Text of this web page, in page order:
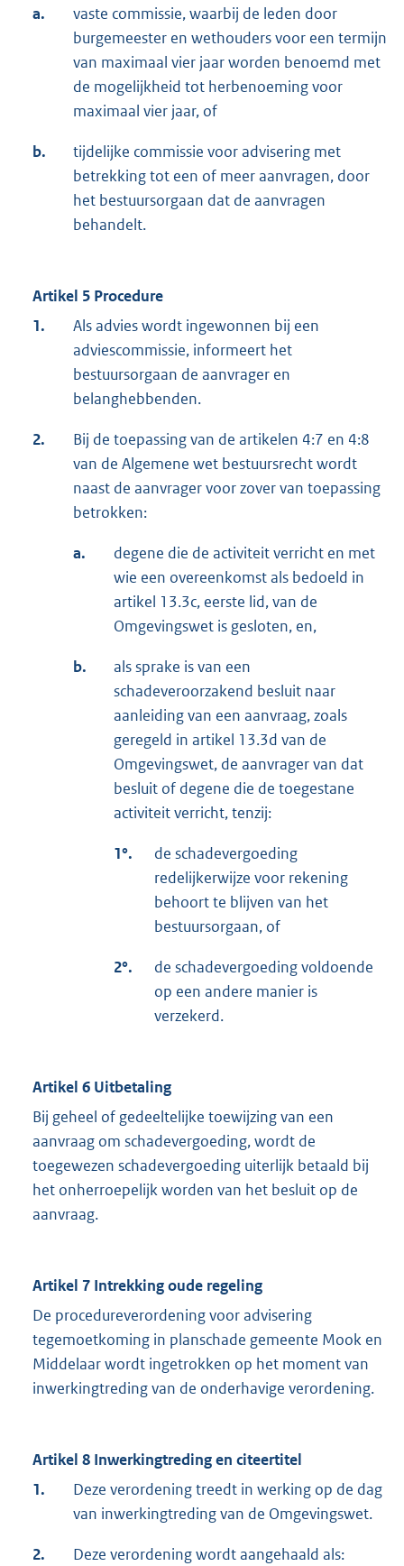
a.
vaste commissie, waarbij de leden door
burgemeester en wethouders voor een termijn
van maximaal vier jaar worden benoemd met
de mogelijkheid tot herbenoeming voor
maximaal vier jaar, of
b.
tijdelijke commissie voor advisering met
betrekking tot een of meer aanvragen, door
het bestuursorgaan dat de aanvragen
behandelt.
Artikel 5 Procedure
1.
Als advies wordt ingewonnen bij een
adviescommissie, informeert het
bestuursorgaan de aanvrager en
belanghebbenden.
2.
Bij de toepassing van de artikelen 4:7 en 4:8
van de Algemene wet bestuursrecht wordt
naast de aanvrager voor zover van toepassing
betrokken:
a.
degene die de activiteit verricht en met
wie een overeenkomst als bedoeld in
artikel 13.3c, eerste lid, van de
Omgevingswet is gesloten, en,
b.
als sprake is van een
schadeveroorzakend besluit naar
aanleiding van een aanvraag, zoals
geregeld in artikel 13.3d van de
Omgevingswet, de aanvrager van dat
besluit of degene die de toegestane
activiteit verricht, tenzij:
1°.
de schadevergoeding
redelijkerwijze voor rekening
behoort te blijven van het
bestuursorgaan, of
2°.
de schadevergoeding voldoende
op een andere manier is
verzekerd.
Artikel 6 Uitbetaling
Bij geheel of gedeeltelijke toewijzing van een
aanvraag om schadevergoeding, wordt de
toegewezen schadevergoeding uiterlijk betaald bij
het onherroepelijk worden van het besluit op de
aanvraag.
Artikel 7 Intrekking oude regeling
De procedureverordening voor advisering
tegemoetkoming in planschade gemeente Mook en
Middelaar wordt ingetrokken op het moment van
inwerkingtreding van de onderhavige verordening.
Artikel 8 Inwerkingtreding en citeertitel
1.
Deze verordening treedt in werking op de dag
van inwerkingtreding van de Omgevingswet.
2.
Deze verordening wordt aangehaald als: